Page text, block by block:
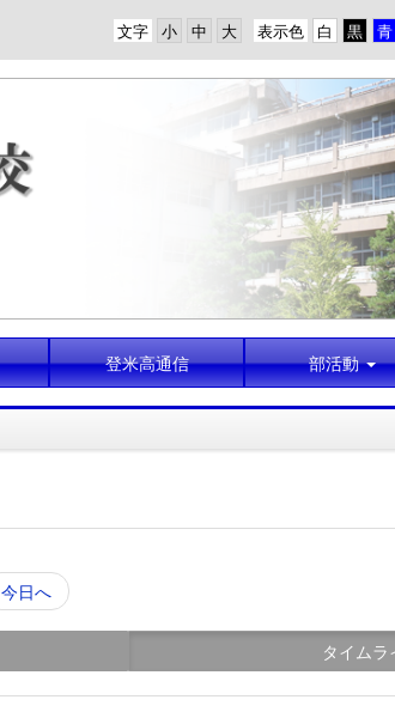
表示色
文字
登米高通信 部活動
今日へ
タイムラ